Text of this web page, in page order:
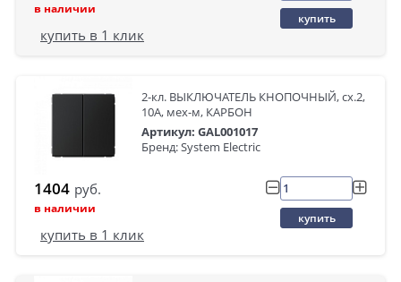
в наличии
купить
купить в 1 клик
2-кл. ВЫКЛЮЧАТЕЛЬ КНОПОЧНЫЙ, сх.2,
10А, мех-м, КАРБОН
Артикул: GAL001017
Бренд: System Electric
1404 руб.
в наличии
купить
купить в 1 клик